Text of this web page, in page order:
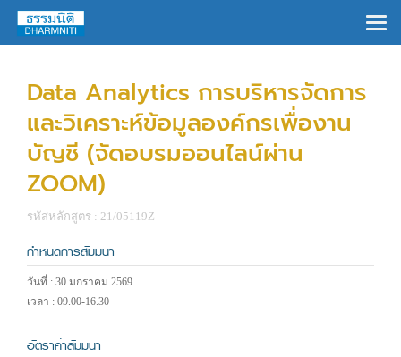
Data Analytics การบริหารจัดการ
และวิเคราะห์ข้อมูลองค์กรเพื่องาน
บัญชี (จัดอบรมออนไลน์ผ่าน
ZOOM)
รหัสหลักสูตร : 21/05119Z
กำหนดการสัมมนา
วันที่ : 30 มกราคม 2569
เวลา : 09.00-16.30
อัตราค่าสัมมนา
×